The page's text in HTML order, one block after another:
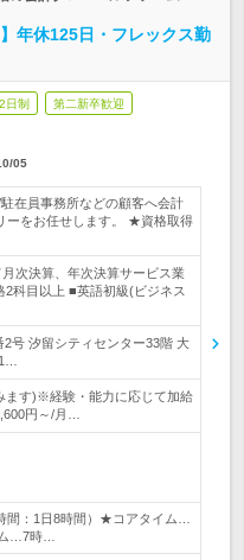
年休125日・フレックス勤
日制 第二新卒歓迎
05
在員事務所などの顧客へ会計
ーをお任せします。 ★資格取得
次決算、年次決算サービス業
科目以上 ■英語初級(ビジネス
号 汐留シティセンター33階 大
ます)※経験・能力に応じて加給
円～/月…
間：1日8時間）★コアタイム…
…7時…